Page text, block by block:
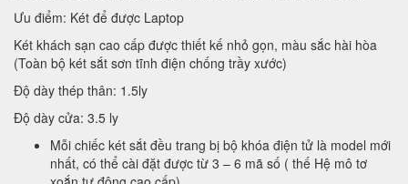
Ưu điểm: Két để được Laptop
Két khách sạn cao cấp được thiết kế nhỏ gọn, màu sắc hài hòa
(Toàn bộ két sắt sơn tĩnh điện chống trầy xước)
Độ dày thép thân: 1.5ly
Độ dày cửa: 3.5 ly
Mỗi chiếc két sắt đều trang bị bộ khóa điện tử là model mới
nhất, có thể cài đặt được từ 3 – 6 mã số ( thế Hệ mô tơ